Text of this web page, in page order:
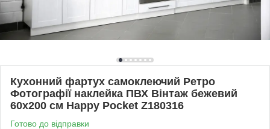
Кухонний фартух самоклеючий Ретро
Фотографії наклейка ПВХ Вінтаж бежевий
60х200 см Happy Pocket Z180316
Готово до відправки